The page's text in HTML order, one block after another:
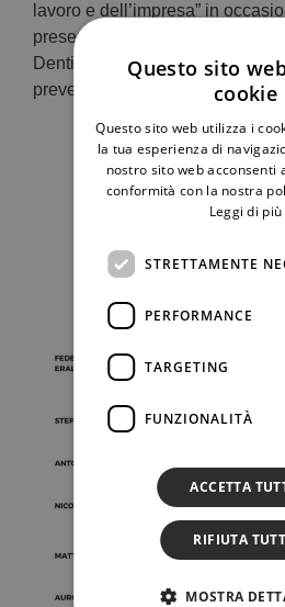
lavoro e dell’impresa” in
presentato il libro del nostro
Dentici dal titolo “Lavoro e tutele
prevenzione antimafia,
Questo sito
cookie
Questo sito web utilizza i
la tua esperienza di
nostro sito web acconsenti
conformità con la nostra
Leggi di più
STRETTAMENTE
PERFORMANCE
TARGETING
FUNZIONALITÀ
ACCETTA
RIFIUTA
MOSTRA